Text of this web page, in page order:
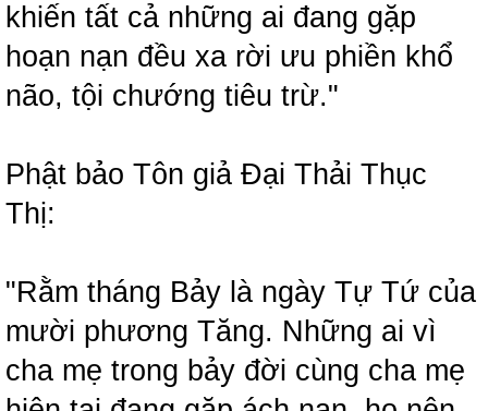
khiến tất cả những ai đang gặp
hoạn nạn đều xa rời ưu phiền khổ
não, tội chướng tiêu trừ."
Phật bảo Tôn giả Đại Thải Thục
Thị:
"Rằm tháng Bảy là ngày Tự Tứ của
mười phương Tăng. Những ai vì
cha mẹ trong bảy đời cùng cha mẹ